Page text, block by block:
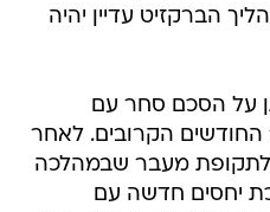
1973, אך הליך הברקזיט עדיין יהיה
על הסכם סחר עם
האיחוד האירופי במהלך 11 החודשים הקרובים. לאחר
לתקופת מעבר שבמהלכה
יחסים חדשה עם